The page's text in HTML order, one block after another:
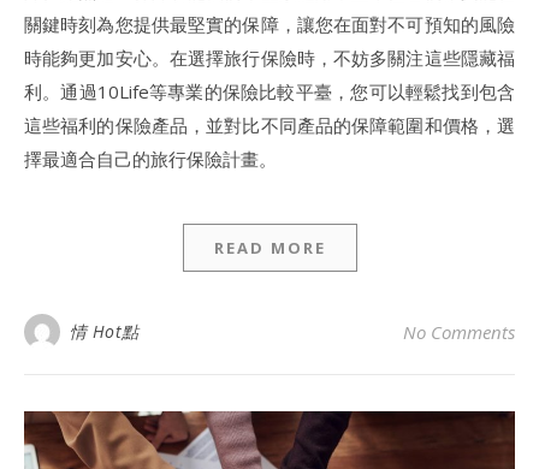
關鍵時刻為您提供最堅實的保障，讓您在面對不可預知的風險
時能夠更加安心。在選擇旅行保險時，不妨多關注這些隱藏福
利。通過10Life等專業的保險比較平臺，您可以輕鬆找到包含
這些福利的保險產品，並對比不同產品的保障範圍和價格，選
擇最適合自己的旅行保險計畫。
READ MORE
情 Hot點 No Comments